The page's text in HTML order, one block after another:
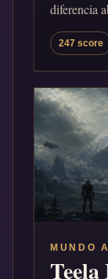
diferencia
247 score
MUNDO